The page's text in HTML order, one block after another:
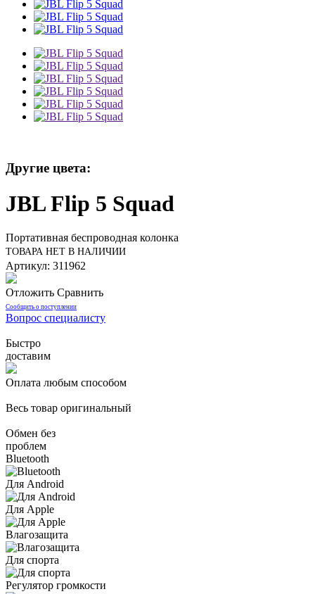
Другие цвета:
JBL Flip 5 Squad
Портативная беспроводная колонка
ТОВАРА НЕТ В НАЛИЧИИ
Артикул: 311962
Отложить Сравнить
Сообщить о поступлении
Вопрос специалисту
Быстро
доставим
Оплата любым способом
Весь товар оригинальный
Обмен без
проблем
Bluetooth
Для Android
Для Apple
Влагозащита
Для спорта
Регулятор громкости